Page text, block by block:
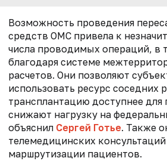
Возможность проведения
средств ОМС привела к
числа проводимых операций, в
благодаря системе
расчетов. Они позволяют
использовать ресурс соседних
трансплантацию доступнее для
снижают нагрузку на
объяснил Сергей Готье. Также
телемедицинских
маршрутизации пациентов.